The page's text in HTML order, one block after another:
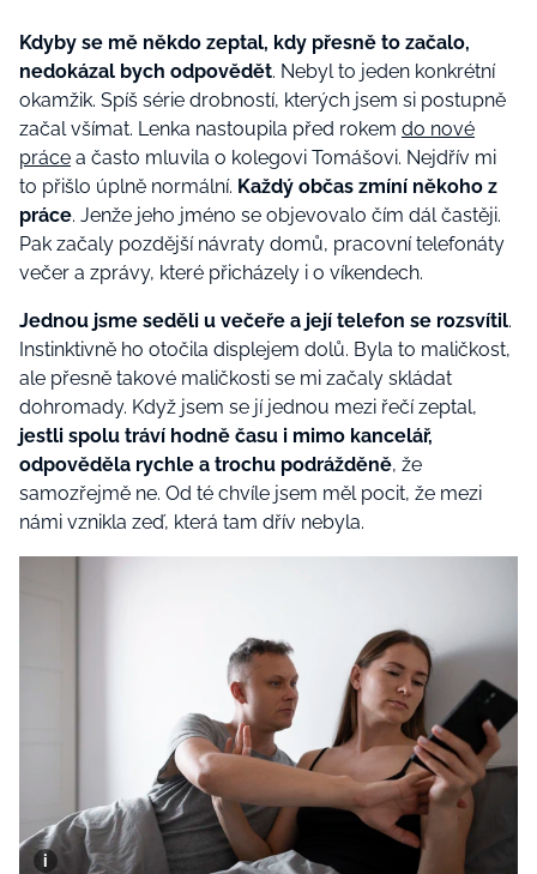
Kdyby se mě někdo zeptal, kdy přesně to začalo,
nedokázal bych odpovědět. Nebyl to jeden konkrétní
okamžik. Spíš série drobností, kterých jsem si postupně
začal všímat. Lenka nastoupila před rokem do nové
práce a často mluvila o kolegovi Tomášovi. Nejdřív mi
to přišlo úplně normální. Každý občas zmíní někoho z
práce. Jenže jeho jméno se objevovalo čím dál častěji.
Pak začaly pozdější návraty domů, pracovní telefonáty
večer a zprávy, které přicházely i o víkendech.
Jednou jsme seděli u večeře a její telefon se rozsvítil.
Instinktivně ho otočila displejem dolů. Byla to maličkost,
ale přesně takové maličkosti se mi začaly skládat
dohromady. Když jsem se jí jednou mezi řečí zeptal,
jestli spolu tráví hodně času i mimo kancelář,
odpověděla rychle a trochu podrážděně, že
samozřejmě ne. Od té chvíle jsem měl pocit, že mezi
námi vznikla zeď, která tam dřív nebyla.